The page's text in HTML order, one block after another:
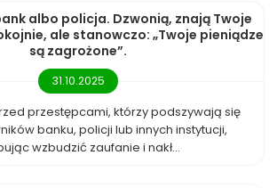
albo policja. Dzwonią, znają Twoje
ale stanowczo: „Twoje pieniądze
są zagrożone”.
31.10.2025
przestępcami, którzy podszywają się
banku, policji lub innych instytucji,
wzbudzić zaufanie i nakł...